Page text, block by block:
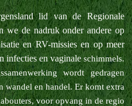
lid van de Regionale
we de nadruk onder andere op
en RV-missies en op meer
infecties en vaginaleschimmels.
wordt gedragen
wandel en handel. Er komt extra
voor opvang in de regio